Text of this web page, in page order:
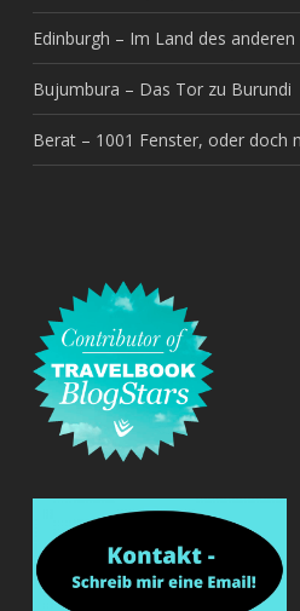
Edinburgh – Im Land des anderen
Bujumbura – Das Tor zu Burundi
Berat – 1001 Fenster, oder doch